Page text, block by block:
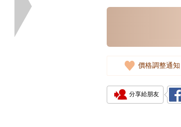
價格調整通知
分享給朋友